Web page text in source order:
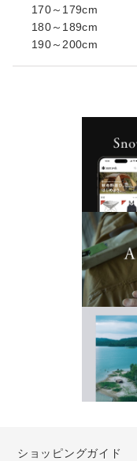
170～179cm
180～189cm
190～200cm
ショッピングガイド